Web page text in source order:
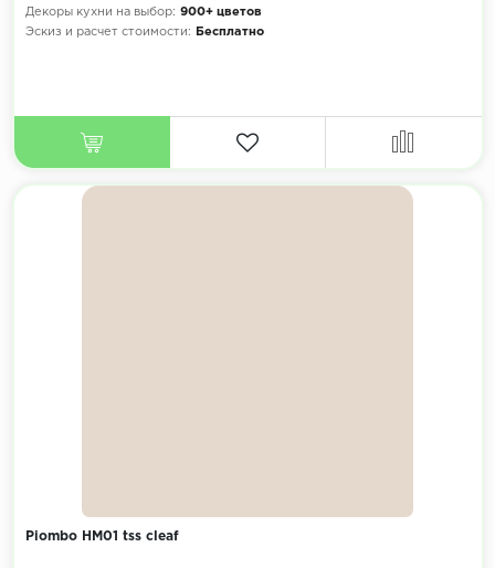
Декоры кухни на выбор: 900+ цветов
Эскиз и расчет стоимости:
Бесплатно
Piombo HM01 tss cleaf